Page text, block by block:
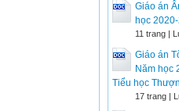
Giáo án
học
11 trang |
Giáo án
Năm học
Tiểu học
17 trang |